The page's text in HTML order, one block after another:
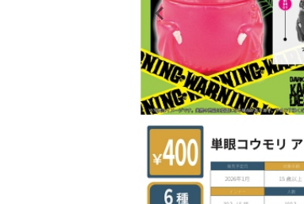
販促用カプセルトイ
よくあるご質問
ご利用ガイド